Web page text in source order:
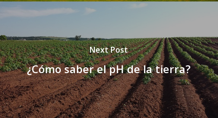
Next Post
¿Cómo saber el pH de la tierra?